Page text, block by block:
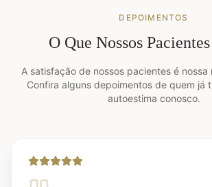
DEPOIMENTOS
O Que Nossos
A satisfação de nossos pacientes é nossa
Confira alguns depoimentos de quem já
autoestima conosco.